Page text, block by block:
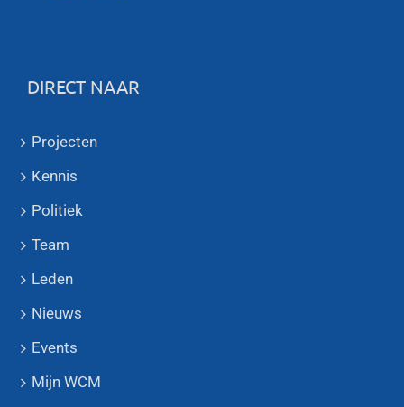
DIRECT NAAR
Projecten
Kennis
Politiek
Team
Leden
Nieuws
Events
Mijn WCM